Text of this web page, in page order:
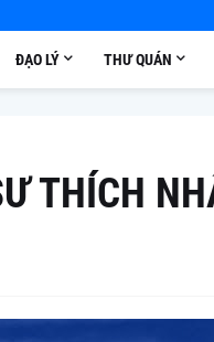
ĐẠO LÝ THƯ QUÁN
THÍCH